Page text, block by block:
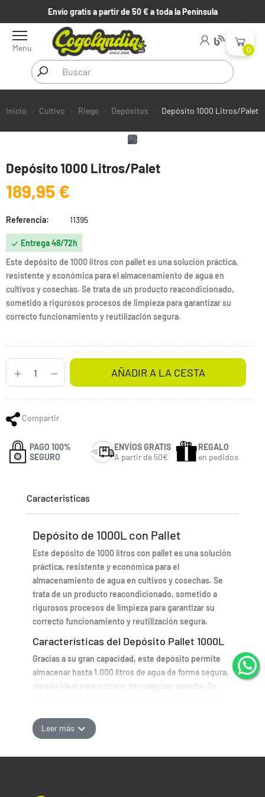
Envío gratis a partir de 50 € a toda la Península
Menu 0
Inicio Cultivo Riego Depósitos Depósito 1000 Litros/Palet
Depósito 1000 Litros/Palet
189,95 €
Referencia: 11395
 Entrega 48/72h
Este depósito de 1000 litros con pallet es una solución práctica,
resistente y económica para el almacenamiento de agua en
cultivos y cosechas. Se trata de un producto reacondicionado,
sometido a rigurosos procesos de limpieza para garantizar su
correcto funcionamiento y reutilización segura.
AÑADIR A LA CESTA
Compartir
PAGO 100%
SEGURO
ENVÍOS GRATIS
A partir de 50€
REGALO
en pedidos
Caracteristicas
Depósito de 1000L con Pallet
Este depósito de 1000 litros con pallet es una solución
práctica, resistente y económica para el
almacenamiento de agua en cultivos y cosechas. Se
trata de un producto reacondicionado, sometido a
rigurosos procesos de limpieza para garantizar su
correcto funcionamiento y reutilización segura.
Características del Depósito Pallet 1000L
Gracias a su gran capacidad, este depósito permite
almacenar hasta 1.000 litros de agua de forma segura,
siendo ideal para cultivos de cualquier tamaño. Su
¿De qué se compone este depósito?
Leer más expand_more